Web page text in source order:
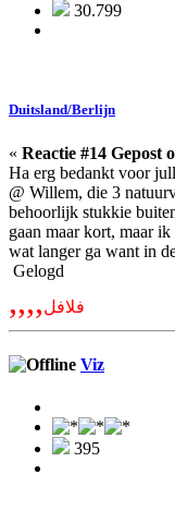
30.799
Duitsland/Berlijn
« Reactie #14 Gepost
Ha erg bedankt voor
@ Willem, die 3
behoorlijk stukkie
gaan maar kort, maar
wat langer ga want in
Gelogd
,,,,فلافل
Viz
395